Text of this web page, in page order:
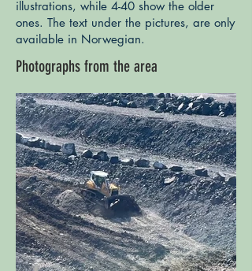
illustrations, while 4-40 show the older
ones. The text under the pictures, are only
available in Norwegian.
Photographs from the area